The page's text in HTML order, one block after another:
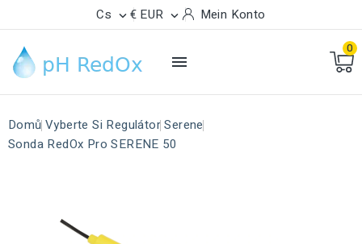
Cs  € EUR  Mein Konto

0
Domů Vyberte Si Regulátor Serene
Sonda RedOx Pro SERENE 50